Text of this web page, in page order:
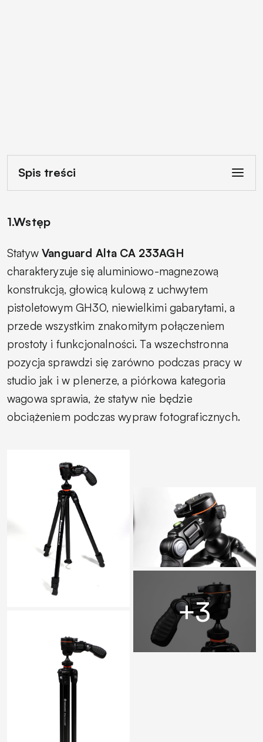
Spis treści
1.Wstęp
StatywVanguard Alta CA 233AGH
charakteryzuje się aluminiowo-magnezową
konstrukcją, głowicą kulową z uchwytem
pistoletowym GH30, niewielkimi gabarytami, a
przede wszystkim znakomitym połączeniem
prostoty i funkcjonalności. Ta wszechstronna
pozycja sprawdzi się zarówno podczas pracy w
studio jak i w plenerze, a piórkowa kategoria
wagowa sprawia, że statyw nie będzie
obciążeniem podczas wypraw fotograficznych.